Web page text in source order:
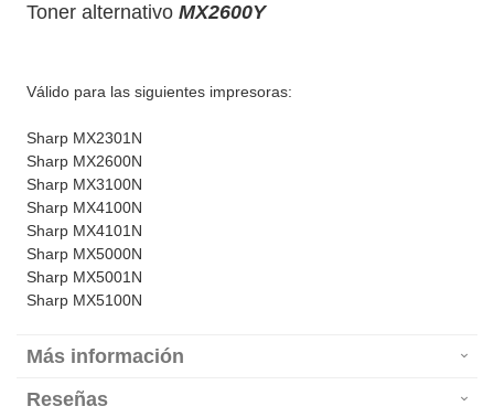
Toner alternativo MX2600Y
Válido para las siguientes impresoras:
Sharp MX2301N
Sharp MX2600N
Sharp MX3100N
Sharp MX4100N
Sharp MX4101N
Sharp MX5000N
Sharp MX5001N
Sharp MX5100N
Más información
Reseñas